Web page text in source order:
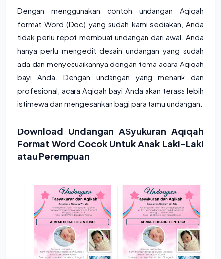
Dengan menggunakan contoh undangan Aqiqah
format Word (Doc) yang sudah kami sediakan, Anda
tidak perlu repot membuat undangan dari awal. Anda
hanya perlu mengedit desain undangan yang sudah
ada dan menyesuaikannya dengan tema acara Aqiqah
bayi Anda. Dengan undangan yang menarik dan
profesional, acara Aqiqah bayi Anda akan terasa lebih
istimewa dan mengesankan bagi para tamu undangan.
Download Undangan ASyukuran Aqiqah
Format Word Cocok Untuk Anak Laki-Laki
atau Perempuan